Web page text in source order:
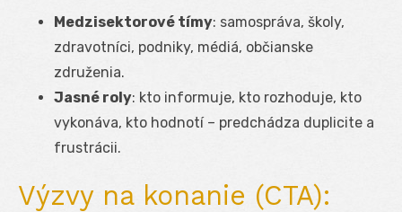
Medzisektorové tímy: samospráva, školy,
zdravotníci, podniky, médiá, občianske
združenia.
Jasné roly: kto informuje, kto rozhoduje, kto
vykonáva, kto hodnotí – predchádza duplicite a
frustrácii.
Výzvy na konanie (CTA):